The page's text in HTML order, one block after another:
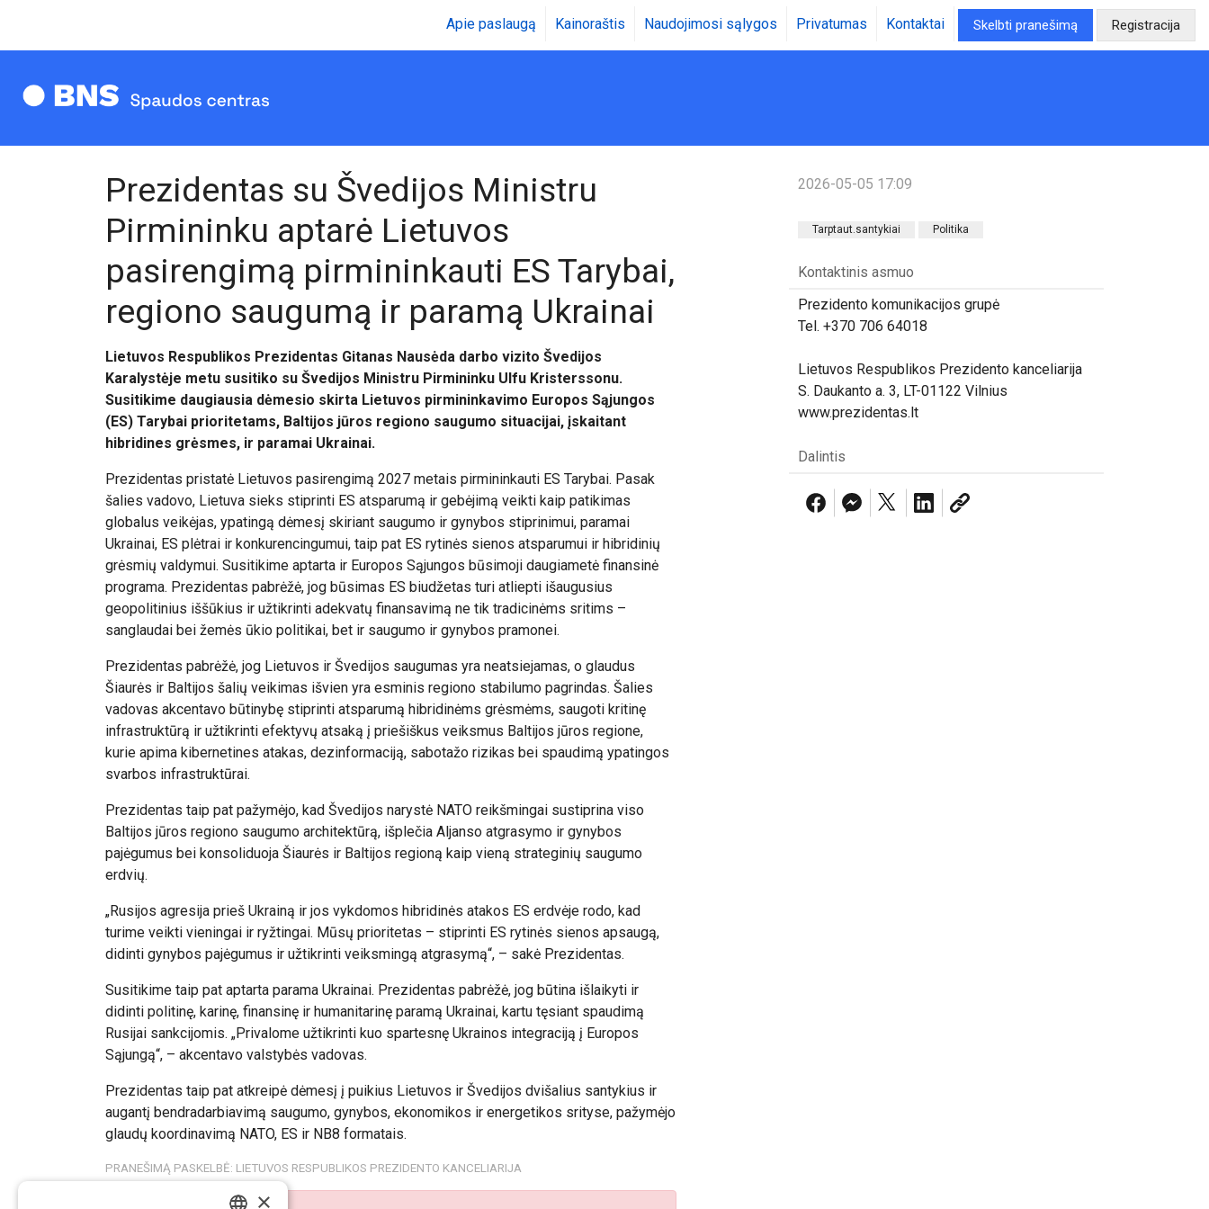
Apie paslaugą Kainoraštis Naudojimosi sąlygos Privatumas Kontaktai Skelbti pranešimą Registracija
Prezidentas su Švedijos Ministru
Pirmininku aptarė Lietuvos
pasirengimą pirmininkauti ES Tarybai,
regiono saugumą ir paramą Ukrainai
Lietuvos Respublikos Prezidentas Gitanas Nausėda darbo vizito Švedijos
Karalystėje metu susitiko su Švedijos Ministru Pirmininku Ulfu Kristerssonu.
Susitikime daugiausia dėmesio skirta Lietuvos pirmininkavimo Europos Sąjungos
(ES) Tarybai prioritetams, Baltijos jūros regiono saugumo situacijai, įskaitant
hibridines grėsmes, ir paramai Ukrainai.
Prezidentas pristatė Lietuvos pasirengimą 2027 metais pirmininkauti ES Tarybai. Pasak
šalies vadovo, Lietuva sieks stiprinti ES atsparumą ir gebėjimą veikti kaip patikimas
globalus veikėjas, ypatingą dėmesį skiriant saugumo ir gynybos stiprinimui, paramai
Ukrainai, ES plėtrai ir konkurencingumui, taip pat ES rytinės sienos atsparumui ir hibridinių
grėsmių valdymui. Susitikime aptarta ir Europos Sąjungos būsimoji daugiametė finansinė
programa. Prezidentas pabrėžė, jog būsimas ES biudžetas turi atliepti išaugusius
geopolitinius iššūkius ir užtikrinti adekvatų finansavimą ne tik tradicinėms sritims –
sanglaudai bei žemės ūkio politikai, bet ir saugumo ir gynybos pramonei.
Prezidentas pabrėžė, jog Lietuvos ir Švedijos saugumas yra neatsiejamas, o glaudus
Šiaurės ir Baltijos šalių veikimas išvien yra esminis regiono stabilumo pagrindas. Šalies
vadovas akcentavo būtinybę stiprinti atsparumą hibridinėms grėsmėms, saugoti kritinę
infrastruktūrą ir užtikrinti efektyvų atsaką į priešiškus veiksmus Baltijos jūros regione,
kurie apima kibernetines atakas, dezinformaciją, sabotažo rizikas bei spaudimą ypatingos
svarbos infrastruktūrai.
Prezidentas taip pat pažymėjo, kad Švedijos narystė NATO reikšmingai sustiprina viso
Baltijos jūros regiono saugumo architektūrą, išplečia Aljanso atgrasymo ir gynybos
pajėgumus bei konsoliduoja Šiaurės ir Baltijos regioną kaip vieną strateginių saugumo
erdvių.
„Rusijos agresija prieš Ukrainą ir jos vykdomos hibridinės atakos ES erdvėje rodo, kad
turime veikti vieningai ir ryžtingai. Mūsų prioritetas – stiprinti ES rytinės sienos apsaugą,
didinti gynybos pajėgumus ir užtikrinti veiksmingą atgrasymą“, – sakė Prezidentas.
Susitikime taip pat aptarta parama Ukrainai. Prezidentas pabrėžė, jog būtina išlaikyti ir
didinti politinę, karinę, finansinę ir humanitarinę paramą Ukrainai, kartu tęsiant spaudimą
Rusijai sankcijomis. „Privalome užtikrinti kuo spartesnę Ukrainos integraciją į Europos
Sąjungą“, – akcentavo valstybės vadovas.
Prezidentas taip pat atkreipė dėmesį į puikius Lietuvos ir Švedijos dvišalius santykius ir
augantį bendradarbiavimą saugumo, gynybos, ekonomikos ir energetikos srityse, pažymėjo
glaudų koordinavimą NATO, ES ir NB8 formatais.
PRANEŠIMĄ PASKELBĖ: LIETUVOS RESPUBLIKOS PREZIDENTO KANCELIARIJA
2026-05-05 17:09
Tarptaut.santykiai Politika
Kontaktinis asmuo
Prezidento komunikacijos grupė
Tel. +370 706 64018
Lietuvos Respublikos Prezidento kanceliarija
S. Daukanto a. 3, LT-01122 Vilnius
www.prezidentas.lt
Dalintis
×